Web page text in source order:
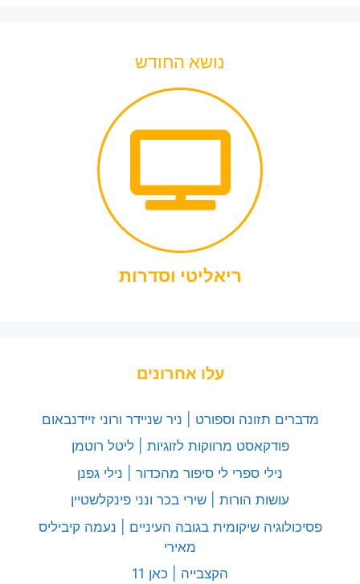
נושא החודש
ריאליטי וסדרות
עלו אחרונים
מדברים תזונה וספורט | ניר שניידר ורוני זיידנבאום
פודקאסט מרווקות לזוגיות | ליטל רוטמן
נילי ספרי לי סיפור מהכדור | נילי גפנן
עושות הורות | שירי בכר ונני פינקלשטיין
פסיכולוגיה שיקומית בגובה העיניים | נעמה קיביליס
מאירי
הקצבייה | כאן 11